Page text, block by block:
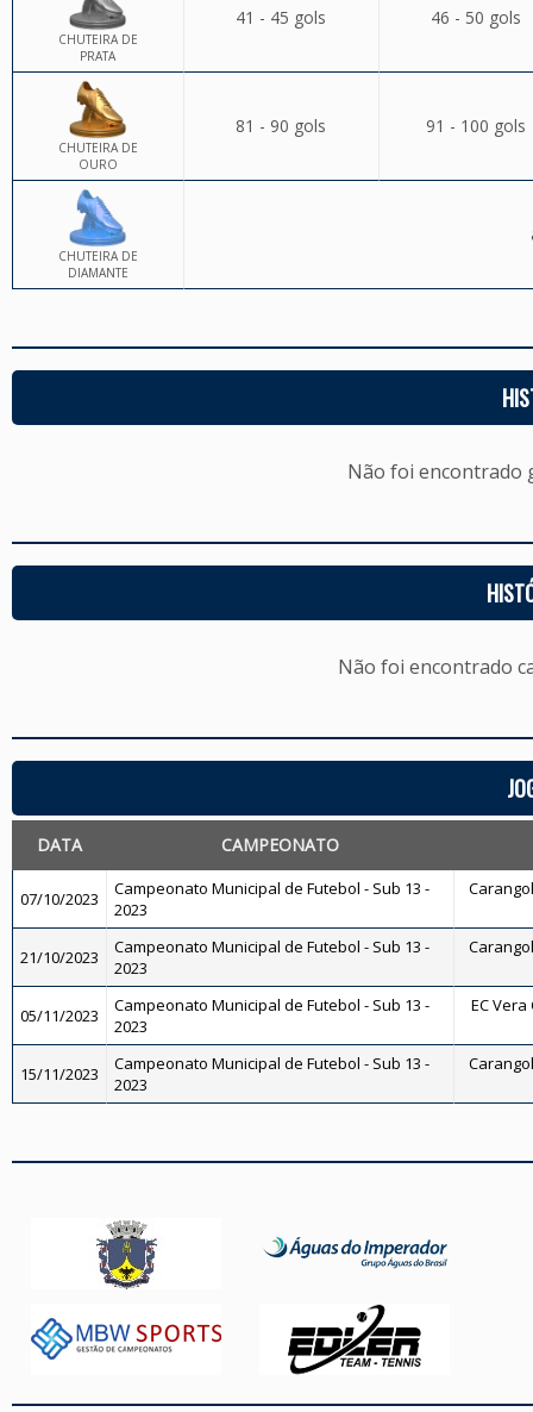
CHUTEIRA DE
PRATA
41 - 45 gols 46 - 50 gols
CHUTEIRA DE
OURO
81 - 90 gols 91 - 100 gols
CHUTEIRA DE
DIAMANTE
Não foi encontrado
Não foi encontrado
DATA CAMPEONATO
07/10/2023
Campeonato Municipal de Futebol - Sub 13 -
2023
21/10/2023
Campeonato Municipal de Futebol - Sub 13 -
2023
05/11/2023
Campeonato Municipal de Futebol - Sub 13 -
2023
EC Vera
15/11/2023
Campeonato Municipal de Futebol - Sub 13 -
2023